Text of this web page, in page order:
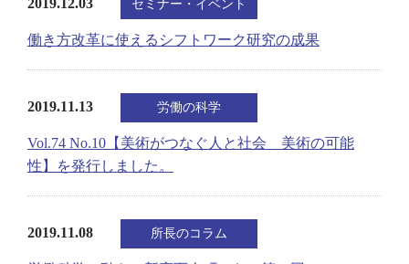
2019.12.03 セミナー・イベント
働き方改革に使えるシフトワーク研究の成果
2019.11.13 労働の科学
Vol.74 No.10【美術がつなぐ人と社会 美術の可能
性】を発行しました。
2019.11.08 所長のコラム